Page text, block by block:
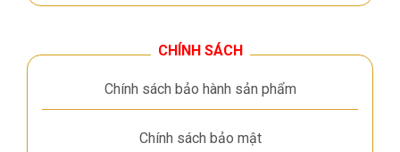
CHÍNH SÁCH
Chính sách bảo hành sản phẩm
Chính sách bảo mật